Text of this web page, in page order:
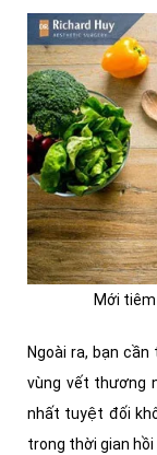
Mới
Ngoài ra, bạn
vùng vết thương
nhất tuyệt đối
trong thời gian